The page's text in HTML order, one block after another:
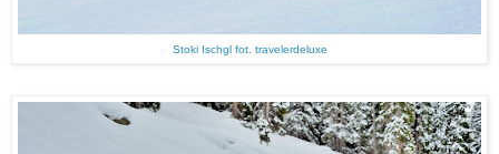
Stoki Ischgl fot. travelerdeluxe